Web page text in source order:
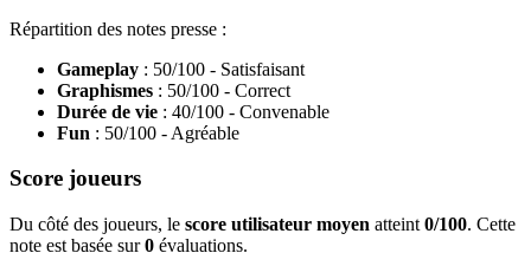
Répartition des notes presse :
Gameplay : 50/100 - Satisfaisant
Graphismes : 50/100 - Correct
Durée de vie : 40/100 - Convenable
Fun : 50/100 - Agréable
Score joueurs
Du côté des joueurs, le score utilisateur moyen atteint 0/100. Cette
note est basée sur0 évaluations.